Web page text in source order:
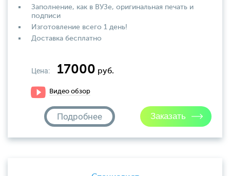
Заполнение, как в ВУЗе, оригинальная печать и
подписи
Изготовление всего 1 день!
Доставка бесплатно
Цена: 17000 руб.
Видео обзор
Подробнее